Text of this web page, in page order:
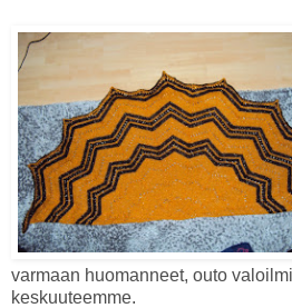
varmaan huomanneet, outo
keskuuteemme.